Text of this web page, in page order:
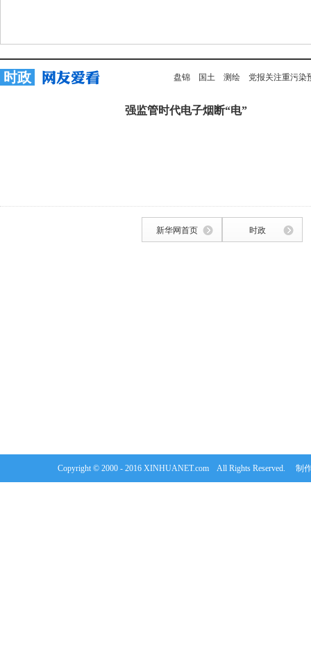
时政 盘锦 国土 测绘 党报关注重污染
强监管时代电子烟断“电”
新华网首页 时政
Copyright © 2000 - 2016 XINHUANET.com All Rights Reserved. 制